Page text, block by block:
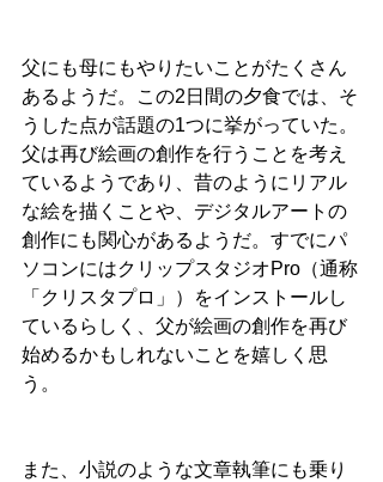
父にも母にもやりたいことがたくさん
あるようだ。この2日間の夕食では、そ
うした点が話題の1つに挙がっていた。
父は再び絵画の創作を行うことを考え
ているようであり、昔のようにリアル
な絵を描くことや、デジタルアートの
創作にも関心があるようだ。すでにパ
ソコンにはクリップスタジオPro （通称
「クリスタプロ」）をインストールし
ているらしく、父が絵画の創作を再び
始めるかもしれないことを嬉しく思
う。
また、小説のような文章執筆にも乗り